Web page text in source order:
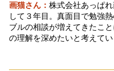
画猫さん： 株式会社あっぱ
して３年目。真面目で勉強
ブルの相談が増えてきたこ
の理解を深めたいと考えてい